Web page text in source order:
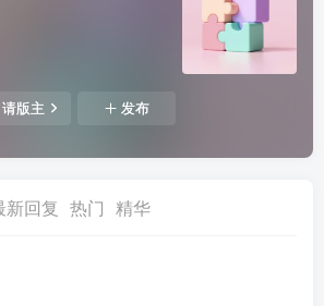
版主 发布
新回复 热门 精华